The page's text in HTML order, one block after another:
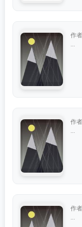
作者
作者
作者